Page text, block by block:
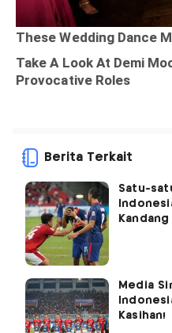
Berita Terkait
Satu-
Kandang
Media
Kasihan!